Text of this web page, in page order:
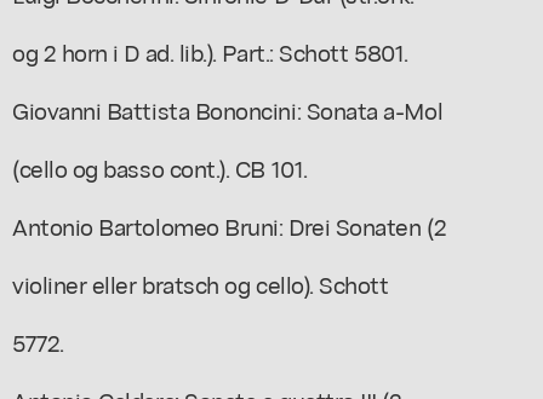
og 2 horn i D ad. lib.). Part.: Schott 5801.
Giovanni Battista Bononcini: Sonata a-Mol
(cello og basso cont.). CB 101.
Antonio Bartolomeo Bruni: Drei Sonaten (2
violiner eller bratsch og cello). Schott
5772.